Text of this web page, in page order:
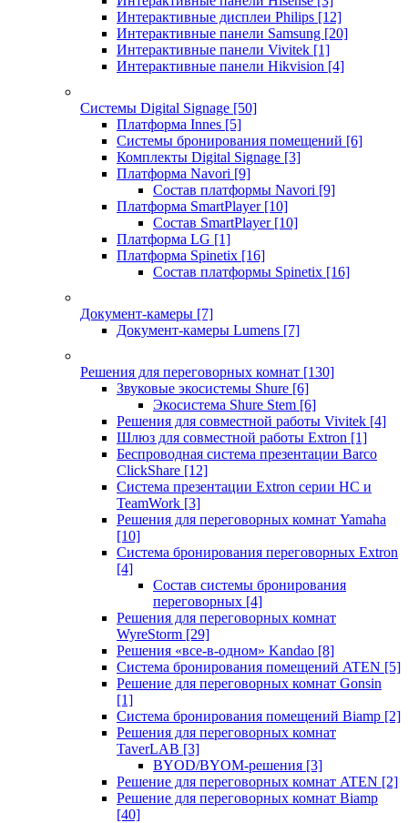
Интерактивные дисплеи Philips [12]
Интерактивные панели Samsung [20]
Интерактивные панели Vivitek [1]
Интерактивные панели Hikvision [4]
Системы Digital Signage [50]
Платформа Innes [5]
Системы бронирования помещений [6]
Комплекты Digital Signage [3]
Платформа Navori [9]
Состав платформы Navori [9]
Платформа SmartPlayer [10]
Состав SmartPlayer [10]
Платформа LG [1]
Платформа Spinetix [16]
Состав платформы Spinetix [16]
Документ-камеры [7]
Документ-камеры Lumens [7]
Решения для переговорных комнат [130]
Звуковые экосистемы Shure [6]
Экосистема Shure Stem [6]
Решения для совместной работы Vivitek [4]
Шлюз для совместной работы Extron [1]
Беспроводная система презентации Barco
ClickShare [12]
Система презентации Extron серии HC и
TeamWork [3]
Решения для переговорных комнат Yamaha
[10]
Система бронирования переговорных Extron
[4]
Состав системы бронирования
переговорных [4]
Решения для переговорных комнат
WyreStorm [29]
Решения «все-в-одном» Kandao [8]
Система бронирования помещений ATEN [5]
Решение для переговорных комнат Gonsin
[1]
Система бронирования помещений Biamp [2]
Решения для переговорных комнат
TaverLAB [3]
BYOD/BYOM-решения [3]
Решение для переговорных комнат ATEN [2]
Решение для переговорных комнат Biamp
[40]